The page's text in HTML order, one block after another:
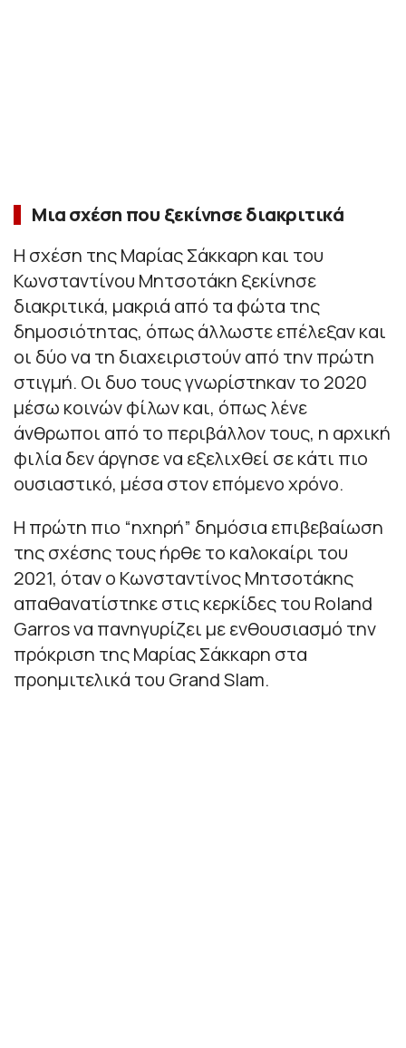
Μια σχέση που ξεκίνησε διακριτικά
Η σχέση της Μαρίας Σάκκαρη και του
Κωνσταντίνου Μητσοτάκη ξεκίνησε
διακριτικά, μακριά από τα φώτα της
δημοσιότητας, όπως άλλωστε επέλεξαν και
οι δύο να τη διαχειριστούν από την πρώτη
στιγμή. Οι δυο τους γνωρίστηκαν το 2020
μέσω κοινών φίλων και, όπως λένε
άνθρωποι από το περιβάλλον τους, η αρχική
φιλία δεν άργησε να εξελιχθεί σε κάτι πιο
ουσιαστικό, μέσα στον επόμενο χρόνο.
Η πρώτη πιο “ηχηρή” δημόσια επιβεβαίωση
της σχέσης τους ήρθε το καλοκαίρι του
2021, όταν ο Κωνσταντίνος Μητσοτάκης
απαθανατίστηκε στις κερκίδες του Roland
Garros να πανηγυρίζει με ενθουσιασμό την
πρόκριση της Μαρίας Σάκκαρη στα
προημιτελικά του Grand Slam.